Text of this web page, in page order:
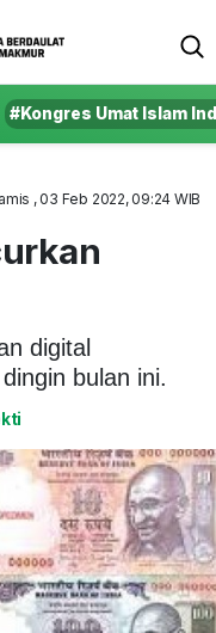
#Kongres Umat Islam
, 03 Feb 2022, 09:24 WIB
digital
bulan ini.